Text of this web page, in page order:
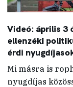
Videó: április 3
ellenzéki
érdi
Mi másra is
nyugdíjas